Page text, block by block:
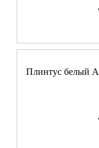
Плинтус белый